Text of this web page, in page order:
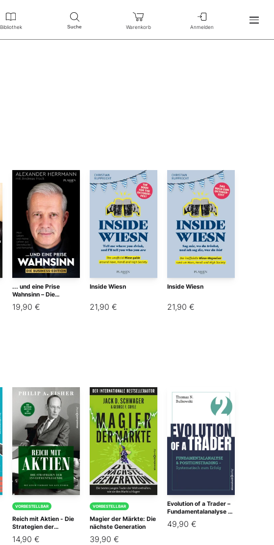
Bibliothek Suche Warenkorb Anmelden
... und eine Prise
Wahnsinn – Die
Business-Edition
19,90 €
Inside Wiesn
21,90 €
Inside Wiesn
21,90 €
VORBESTELLBAR
Reich mit Aktien - Die
Strategien der
Investmentlegende
14,90 €
VORBESTELLBAR
Magier der Märkte: Die
nächste Generation
39,90 €
Evolution of a Trader –
Fundamentalanalyse &
Positionstrading
49,90 €